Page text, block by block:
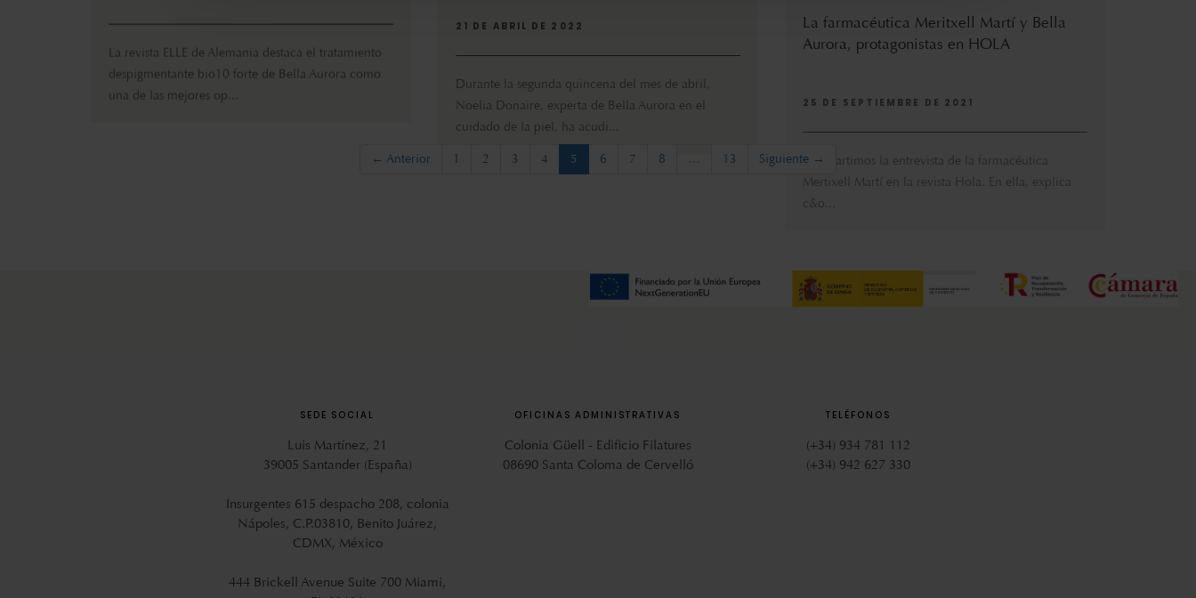
La revista ELLE de Alemania destaca el tratamiento
despigmentante bio10 forte de Bella Aurora como
una de las mejores op...
cuidado de la piel, ha acudi...
Compartimos la entrevista de la farmacéutica
← Anterior 1 2 3 4 5 (current)
6 7 8 13 Siguiente →
SEDE SOCIAL
Luis Martínez, 21
39005 Santander (España)
Insurgentes 615 despacho 208, colonia
Nápoles, C.P.03810, Benito Juárez,
CDMX, México
444 Brickell Avenue Suite 700 Miami,
OFICINAS ADMINISTRATIVAS
Colonia Güell - Edificio Filatures
08690 Santa Coloma de Cervelló
TELÉFONOS
(+34) 934 781 112
(+34) 942 627 330